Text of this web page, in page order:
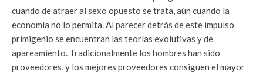
cuando de atraer al sexo opuesto se trata, aún cuando la
economía no lo permita. Al parecer detrás de este impulso
primigenio se encuentran las teorías evolutivas y de
apareamiento. Tradicionalmente los hombres han sido
proveedores, y los mejores proveedores consiguen el mayor